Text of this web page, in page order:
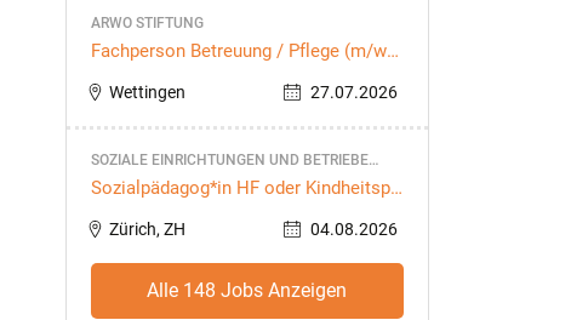
ARWO STIFTUNG
Fachperson Betreuung / Pflege (m/w/
d) (70–100 %)
Wettingen 27.07.2026
SOZIALE EINRICHTUNGEN UND BETRIEBE
STADT ZÜRICH
Sozialpädagog*in HF oder Kindheitspä
dagog*in HF, 80 %
Zürich, ZH 04.08.2026
Alle 148 Jobs Anzeigen